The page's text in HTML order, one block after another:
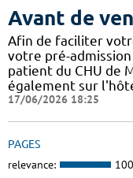
Avant de
Afin de faciliter
votre pré-
patient du CHU de
également sur
17/06/2026 18:25
PAGES
relevance: